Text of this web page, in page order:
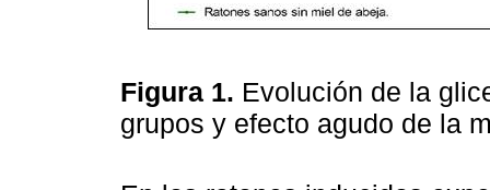
Figura 1. Evolución de la
grupos y efecto agudo de la